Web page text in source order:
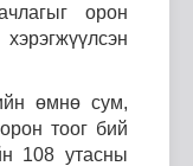
орон
өмнө сум,
тоог бий
108 утасны